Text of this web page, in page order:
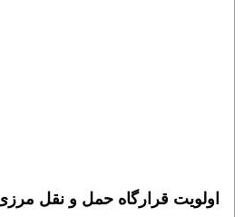
اولویت قرارگاه حمل و نقل